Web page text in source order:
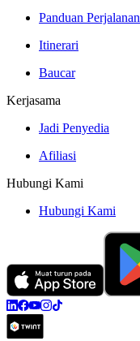
Panduan Perjalanan
Itinerari
Baucar
Kerjasama
Jadi Penyedia
Afiliasi
Hubungi Kami
Hubungi Kami